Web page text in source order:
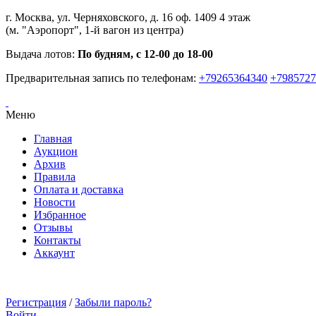
г. Москва, ул. Черняховского, д. 16 оф. 1409 4 этаж
(м. "Аэропорт", 1-й вагон из центра)
Выдача лотов: По будням, с 12-00 до 18-00
Предварительная запись по телефонам: +79265364340
Меню
Главная
Аукцион
Архив
Правила
Оплата и доставка
Новости
Избранное
Отзывы
Контакты
Аккаунт
Регистрация / Забыли пароль?